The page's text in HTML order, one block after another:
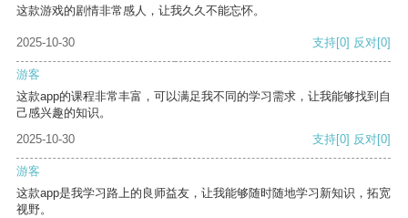
这款游戏的剧情非常感人，让我久久不能忘怀。
2025-10-30 支持[0] 反对[0]
游客
这款app的课程非常丰富，可以满足我不同的学习需求，让我能够找到自
己感兴趣的知识。
2025-10-30
支持[0] 反对[0]
游客
这款app是我学习路上的良师益友，让我能够随时随地学习新知识，拓宽
视野。